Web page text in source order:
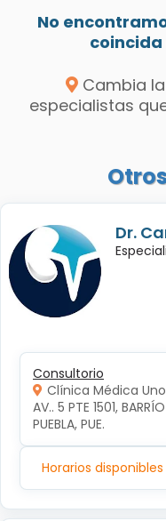
No
Cambia
especialistas
Dr.
Consultorio
Clínica Médica Uno
AV.. 5 PTE 1501,
PUEBLA, PUE.
Horarios disponibles